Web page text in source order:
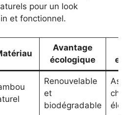
pour un look
et fonctionnel.
Avantage
écologique
Renouvelable
et
biodégradable